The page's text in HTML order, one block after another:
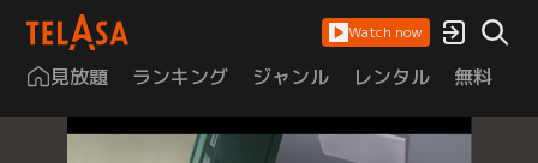
Watch now
見放題 ランキング ジャンル レンタル 無料